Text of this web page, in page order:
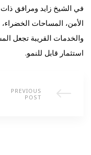
في الشيخ زايد ومرافق
الأمن، المساحات
والخدمات القريبة تجعل
استثمار قابل للنمو.
PREVIOUS
POST